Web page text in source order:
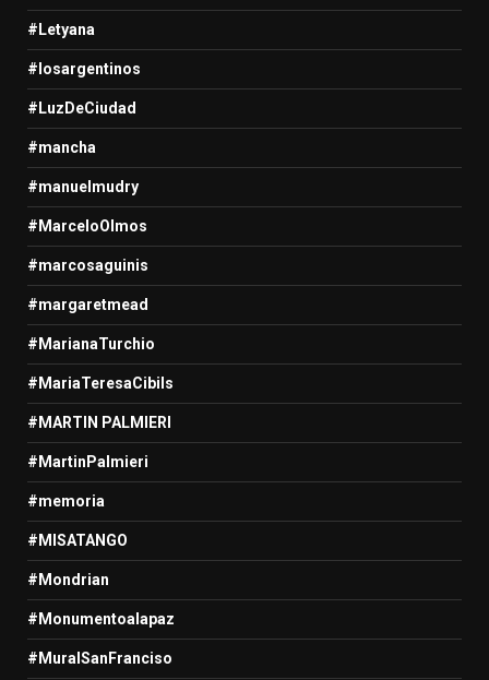
#Letyana
#losargentinos
#LuzDeCiudad
#mancha
#manuelmudry
#MarceloOlmos
#marcosaguinis
#margaretmead
#MarianaTurchio
#MariaTeresaCibils
#MARTIN PALMIERI
#MartinPalmieri
#memoria
#MISATANGO
#Mondrian
#Monumentoalapaz
#MuralSanFranciso